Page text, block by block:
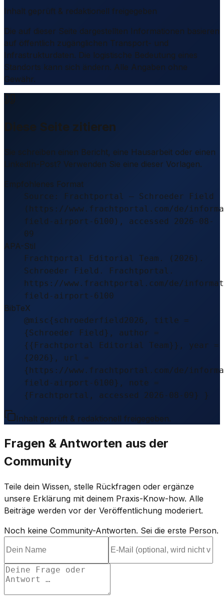
Inhalt geprüft & redaktionell freigegeben
Die auf dieser Seite dargestellten Informationen basieren
auf öffentlich zugänglichen Transport- und
Infrastrukturdaten. Die logistische Bedeutung eines
Standorts kann sich ändern. Alle Angaben ohne
Gewähr.
Diese Seite zitieren
Sie schreiben einen Bericht, eine Hausarbeit oder einen
LinkedIn-Post? Verwenden Sie eine dieser Vorlagen.
Empfohlenes Format
Source: Frachtportal – Schroeder Field
(https://www.frachtportal.com/de/
field-airport-6100), accessed 2026-08-
09
APA-Stil
Frachtportal Editorial Team. (2026).
Schroeder Field. Frachtportal.
https://www.frachtportal.com/de/
field-airport-6100
BibTeX
@misc{schroederfield2026, title =
{Schroeder Field}, author =
{{Frachtportal Editorial Team}}, year =
{2026}, url =
{https://www.frachtportal.com/de/
field-airport-6100}, note =
{Frachtportal, accessed 2026-08-09} }
Inhalt geprüft & redaktionell freigegeben.
Fragen & Antworten aus der
Community
Teile dein Wissen, stelle Rückfragen oder ergänze
unsere Erklärung mit deinem Praxis-Know-how. Alle
Beiträge werden vor der Veröffentlichung moderiert.
Noch keine Community-Antworten. Sei die erste Person.